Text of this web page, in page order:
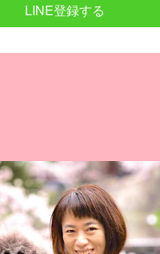
LINE登録する